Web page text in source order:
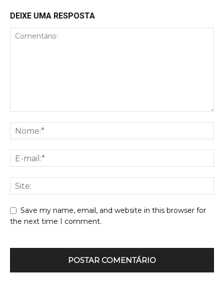
DEIXE UMA RESPOSTA
Save my name, email, and website in this browser for
the next time I comment.